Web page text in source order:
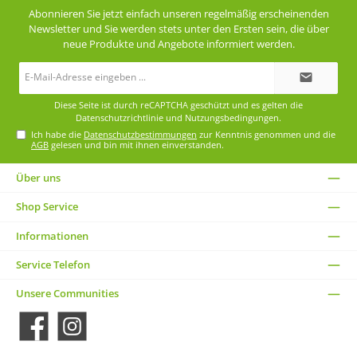
Abonnieren Sie jetzt einfach unseren regelmäßig erscheinenden
Newsletter und Sie werden stets unter den Ersten sein, die über
neue Produkte und Angebote informiert werden.
Diese Seite ist durch reCAPTCHA geschützt und es gelten die
Datenschutzrichtlinie und Nutzungsbedingungen.
Ich habe die Datenschutzbestimmungen zur Kenntnis genommen und die
AGB gelesen und bin mit ihnen einverstanden.
Über uns
Shop Service
Informationen
Service Telefon
Unsere Communities
Facebook Instagram